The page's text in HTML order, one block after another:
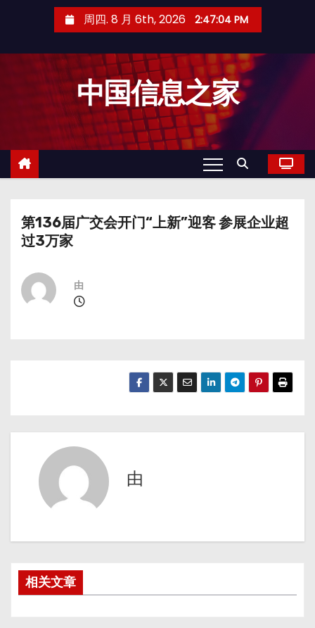
周四. 8 月 6th, 2026 2:47:05 PM
中国信息之家
第136届广交会开门“上新”迎客 参展企业超
过3万家
由
由
相关文章